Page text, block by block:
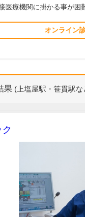
医療機関に掛かる事が困
オンライン
果 (上塩屋駅・笹貫駅な